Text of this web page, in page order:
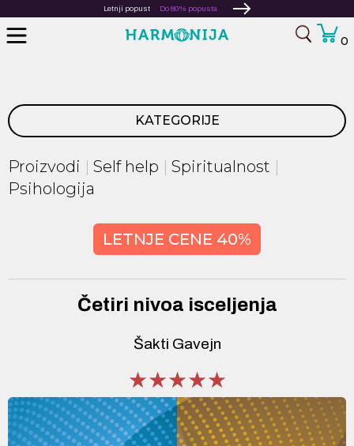
Letnji popust Do 80% popusta
0
KATEGORIJE
Proizvodi Self help
Spiritualnost
Psihologija
LETNJE CENE 40%
Četiri nivoa isceljenja
Šakti Gavejn
★★★★★
★★★★★
★★★★★